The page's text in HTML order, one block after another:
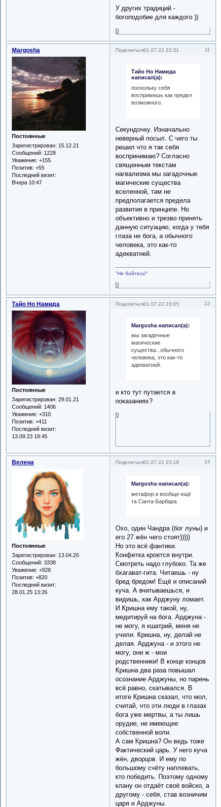
У других традиций -
богоподобие для каждого ))
0
Поделиться 11
01.07.22 22:31
Margosha
Постоянные
Зарегистрирован: 15.12.21
Сообщений: 1228
Уважение: +155
Позитив: +55
Последний визит:
Вчера 10:47
Тайо Но Намида
написал(а):
поскольку себя
воспримешь как предел
возможного.
Секундочку. Изначально
неверный посыл. С чего ты
решил что я так себя
воспринимаю? Согласно
священным текстам
нагвализма мы загадочные
магические существа
вселенной, там не
предполагается предела
развития в принципе. Но
объективно и трезво принять
данную ситуацию, когда у тебя
глаза не бога, а обычного
человека, это как-то
адекватней.
"Не бойтесь!"
0
Поделиться 12
01.07.22 23:05
Тайо Но Намида
Постоянные
Зарегистрирован: 29.01.21
Сообщений: 1406
Уважение: +310
Позитив: +411
Последний визит:
13.09.23 18:45
Margosha написал(а):
мы загадочные
магические
существа...обычного
человека, это как-то
адекватней.
и кто тут путается в
показаниях?
0
Поделиться 13
01.07.22 23:18
Велена
Постоянные
Зарегистрирован: 13.04.20
Сообщений: 3338
Уважение: +928
Позитив: +820
Последний визит:
28.01.25 13:26
Margosha написал(а):
метафор и вообще ещё
та Санта-Барбара
Охо, один Чандра (бог луны) и
его 27 жён чего стоят)))))
Но это всё фантики.
Конфетка кроется внутри.
Смотреть надо глубоко. Та же
бхагават-гита. Читаешь - ну
бред бредом! Ещё и описаний
куча. А вчитываешься, и
видишь, как Арджуну ломает.
И Кришна ему такой, ну,
медитируй на бога. Арджуна -
не могу, я кшатрий, меня не
учили. Кришна, ну, делай не
делая. Арджуна - и этого не
могу, они ж - мои
родственники! В конце концов
Кришна два раза повышал
осознание Арджуны, но парень
всё равно, скатывался. В
итоге Кришна сказал, что мол,
считай, что эти люди в глазах
бога уже мертвы, а ты лишь
орудие, не имеющее
собственной воли.
А сам Кришна? Он ведь тоже
Фактический царь. У него куча
жён, дворцов. И ему по
большому счёту наплевать,
кто победить. Поэтому одному
клану он отдаёт своё войско, а
другому - себя, став возничим
царя и Арджуны.